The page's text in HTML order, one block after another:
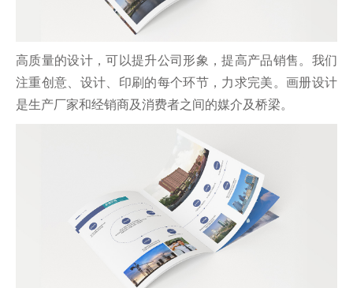
高质量的设计，可以提升公司形象，提高产品销售。我们
注重创意、设计、印刷的每个环节，力求完美。画册设计
是生产厂家和经销商及消费者之间的媒介及桥梁。